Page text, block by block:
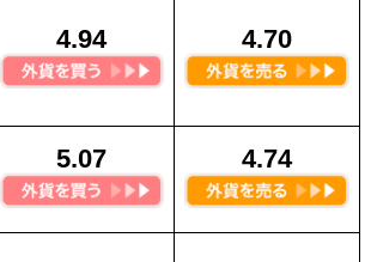
4.94 4.70
5.07 4.74